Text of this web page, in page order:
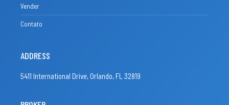
Vender
Contato
ADDRESS
5411 International Drive, Orlando, FL 32819